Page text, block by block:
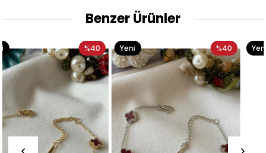
Benzer Ürünler
%40
Yeni
Ürün
Yeni
Ürün